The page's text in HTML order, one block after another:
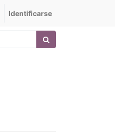
Identificarse